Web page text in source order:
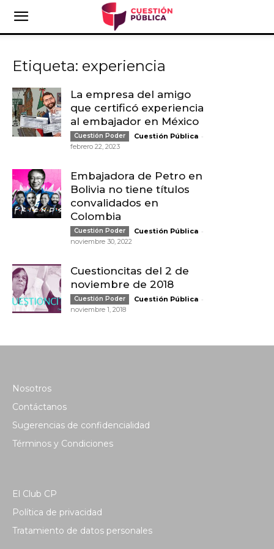
Etiqueta: experiencia
La empresa del amigo
que certificó experiencia
al embajador en México
Cuestión Poder Cuestión Pública -
febrero 22, 2023
Embajadora de Petro en
Bolivia no tiene títulos
convalidados en
Colombia
Cuestión Poder Cuestión Pública -
noviembre 30, 2022
Cuestioncitas del 2 de
noviembre de 2018
Cuestión Poder Cuestión Pública -
noviembre 1, 2018
Nosotros
Contáctanos
Sugerencias de confidencialidad
Términos y Condiciones
El Club CP
Política de privacidad
Tratamiento de datos personales